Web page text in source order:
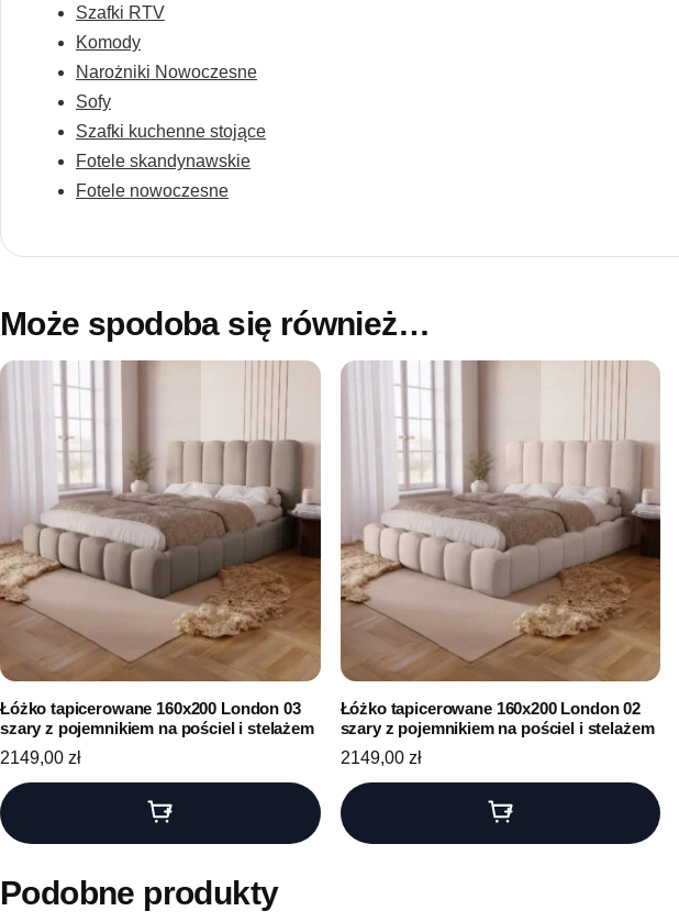
Szafki RTV
Komody
Narożniki Nowoczesne
Sofy
Szafki kuchenne stojące
Fotele skandynawskie
Fotele nowoczesne
Może spodoba się również…
Łóżko tapicerowane 160x200 London 03
szary z pojemnikiem na pościel i stelażem
2149,00 zł
Łóżko tapicerowane 160x200 London 02
szary z pojemnikiem na pościel i stelażem
2149,00 zł
Podobne produkty